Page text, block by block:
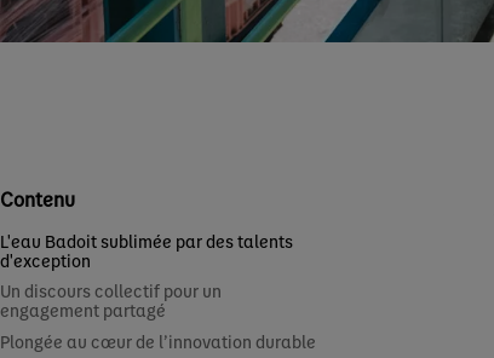
Contenu
L'eau Badoit sublimée par des talents
d'exception
Un discours collectif pour un
engagement partagé
Plongée au cœur de l’innovation durable